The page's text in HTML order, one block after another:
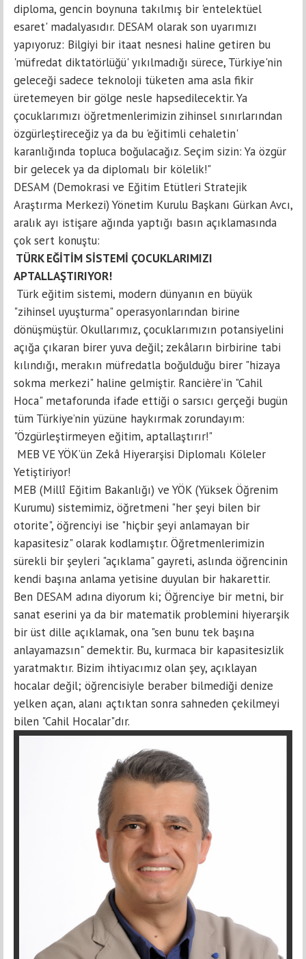
diploma, gencin boynuna takılmış bir 'entelektüel
esaret' madalyasıdır. DESAM olarak son uyarımızı
yapıyoruz: Bilgiyi bir itaat nesnesi haline getiren bu
'müfredat diktatörlüğü' yıkılmadığı sürece, Türkiye'nin
geleceği sadece teknoloji tüketen ama asla fikir
üretemeyen bir gölge nesle hapsedilecektir. Ya
çocuklarımızı öğretmenlerimizin zihinsel sınırlarından
özgürleştireceğiz ya da bu 'eğitimli cehaletin'
karanlığında topluca boğulacağız. Seçim sizin: Ya özgür
bir gelecek ya da diplomalı bir kölelik!"
DESAM (Demokrasi ve Eğitim Etütleri Stratejik
Araştırma Merkezi) Yönetim Kurulu Başkanı Gürkan Avcı,
aralık ayı istişare ağında yaptığı basın açıklamasında
çok sert konuştu:
TÜRK EĞİTİM SİSTEMİ ÇOCUKLARIMIZI
APTALLAŞTIRIYOR!
Türk eğitim sistemi, modern dünyanın en büyük
"zihinsel uyuşturma" operasyonlarından birine
dönüşmüştür. Okullarımız, çocuklarımızın potansiyelini
açığa çıkaran birer yuva değil; zekâların birbirine tabi
kılındığı, merakın müfredatla boğulduğu birer "hizaya
sokma merkezi" haline gelmiştir. Rancière’in "Cahil
Hoca" metaforunda ifade ettiği o sarsıcı gerçeği bugün
tüm Türkiye’nin yüzüne haykırmak zorundayım:
"Özgürleştirmeyen eğitim, aptallaştırır!"
MEB VE YÖK’ün Zekâ Hiyerarşisi Diplomalı Köleler
Yetiştiriyor!
MEB (Millî Eğitim Bakanlığı) ve YÖK (Yüksek Öğrenim
Kurumu) sistemimiz, öğretmeni "her şeyi bilen bir
otorite", öğrenciyi ise "hiçbir şeyi anlamayan bir
kapasitesiz" olarak kodlamıştır. Öğretmenlerimizin
sürekli bir şeyleri "açıklama" gayreti, aslında öğrencinin
kendi başına anlama yetisine duyulan bir hakarettir.
Ben DESAM adına diyorum ki; Öğrenciye bir metni, bir
sanat eserini ya da bir matematik problemini hiyerarşik
bir üst dille açıklamak, ona "sen bunu tek başına
anlayamazsın" demektir. Bu, kurmaca bir kapasitesizlik
yaratmaktır. Bizim ihtiyacımız olan şey, açıklayan
hocalar değil; öğrencisiyle beraber bilmediği denize
yelken açan, alanı açtıktan sonra sahneden çekilmeyi
bilen "Cahil Hocalar"dır.